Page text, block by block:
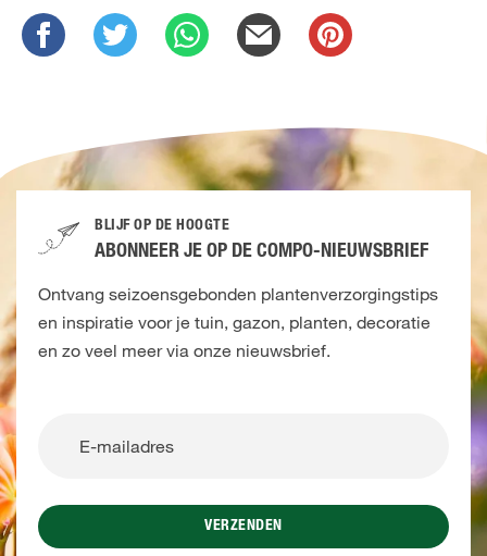
BLIJF OP DE HOOGTE
ABONNEER JE OP DE COMPO-NIEUWSBRIEF
Ontvang seizoensgebonden plantenverzorgingstips
en inspiratie voor je tuin, gazon, planten, decoratie
en zo veel meer via onze nieuwsbrief.
VERZENDEN